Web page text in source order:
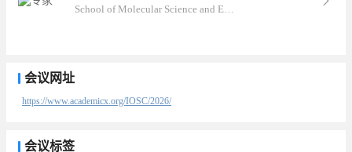
会议网址
https://www.academicx.org/IOSC/2026/
会议标签